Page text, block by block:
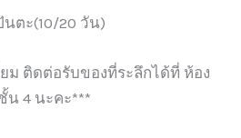
ตะ(10/20 วัน)
ม ติดต่อรับของที่ระลึกได้ที่ ห้อง
น 4 นะคะ***